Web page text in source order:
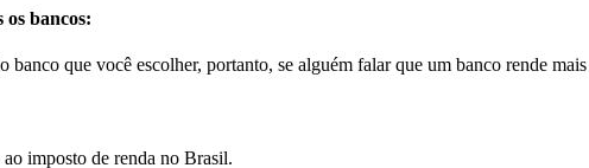
bancos:
que você escolher, portanto, se alguém falar que um banco rende
imposto de renda no Brasil.